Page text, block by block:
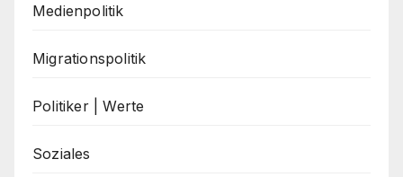
Medienpolitik
Migrationspolitik
Politiker | Werte
Soziales